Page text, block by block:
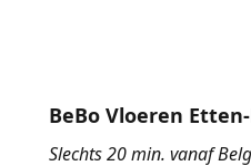
BeBo Vloeren
Slechts 20 min. vanaf